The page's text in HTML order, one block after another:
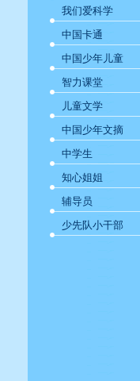
我们爱科学
中国卡通
中国少年儿童
智力课堂
儿童文学
中国少年文摘
中学生
知心姐姐
辅导员
少先队小干部